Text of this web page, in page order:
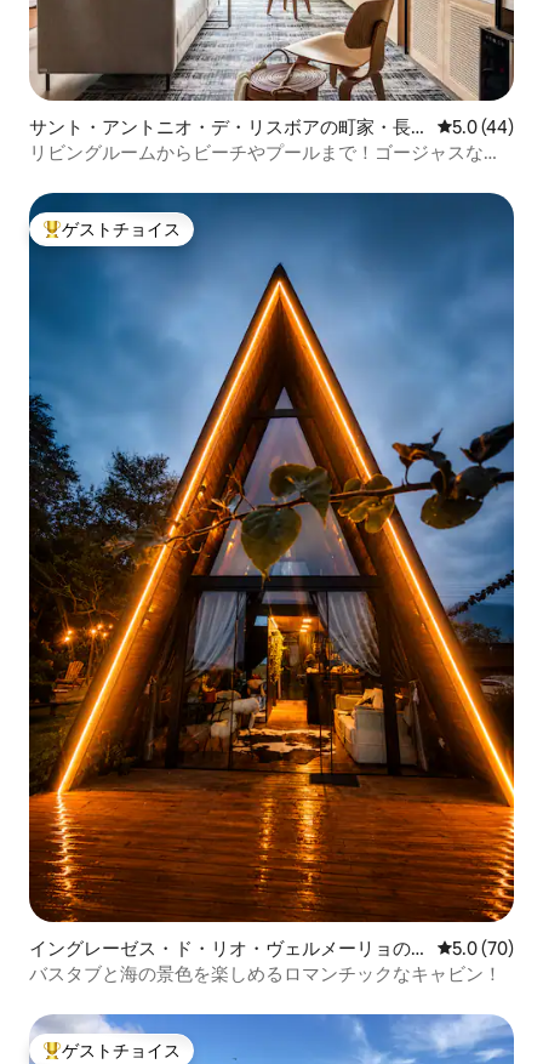
サント・アントニオ・デ・リスボアの町家・長
屋
レビュー44
5.0 (44)
リビングルームからビーチやプールまで！ゴージャスな夕
大好評のゲストチョイスです。
ゲストチョイス
イングレーゼス・ド・リオ・ヴェルメーリョの
ログハウス
レビュー70
5.0 (70)
バスタブと海の景色を楽しめるロマンチックなキャビン！
ゲストチョイス